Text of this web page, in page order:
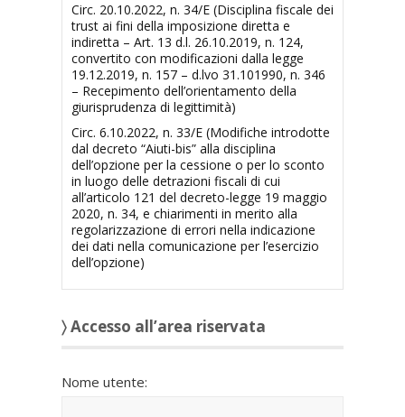
Circ. 20.10.2022, n. 34/E (Disciplina fiscale dei
trust ai fini della imposizione diretta e
indiretta – Art. 13 d.l. 26.10.2019, n. 124,
convertito con modificazioni dalla legge
19.12.2019, n. 157 – d.lvo 31.101990, n. 346
– Recepimento dell’orientamento della
giurisprudenza di legittimità)
Circ. 6.10.2022, n. 33/E (Modifiche introdotte
dal decreto “Aiuti-bis” alla disciplina
dell’opzione per la cessione o per lo sconto
in luogo delle detrazioni fiscali di cui
all’articolo 121 del decreto-legge 19 maggio
2020, n. 34, e chiarimenti in merito alla
regolarizzazione di errori nella indicazione
dei dati nella comunicazione per l’esercizio
dell’opzione)
〉 Accesso all’area riservata
Nome utente: